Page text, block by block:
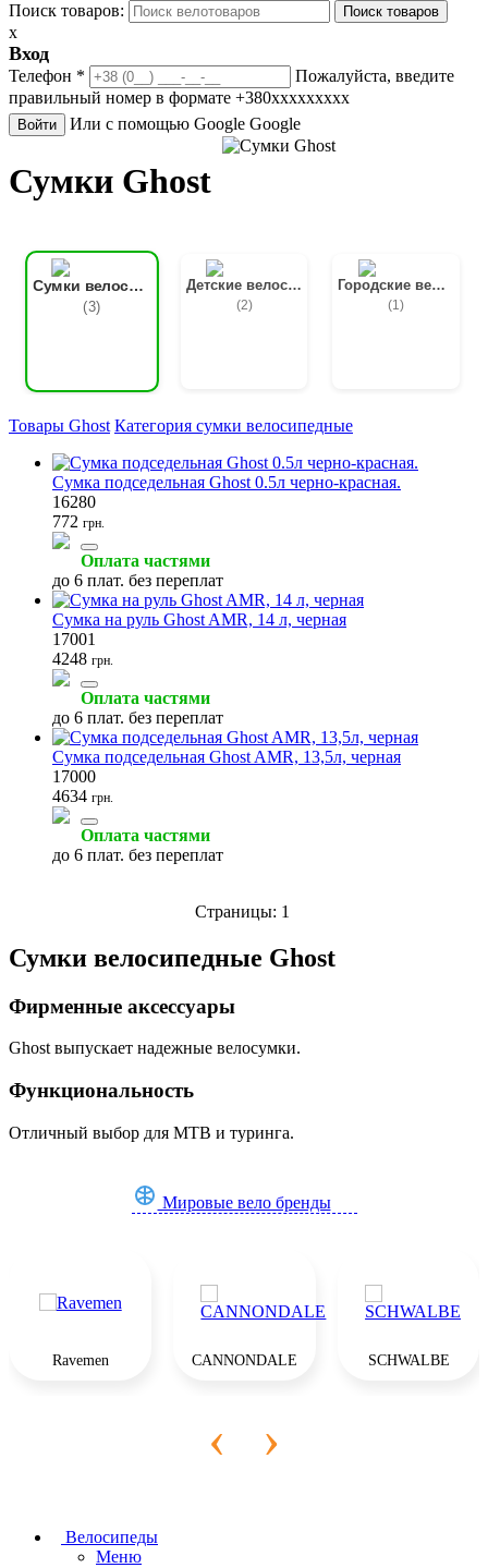
Поиск товаров:
Поиск товаров
x
Вход
Телефон *
Пожалуйста, введите
правильный номер в формате +380ххххххххх
Войти Или с помощью Google Google
Сумки Ghost
Сумки велосипедные
(3)
Детские велосипеды
(2)
Городские велосипеды
(1)
Товары Ghost Категория сумки велосипедные
Сумка подседельная Ghost 0.5л черно-красная.
16280
772 грн.
Оплата частями
до 6 плат. без переплат
Сумка на руль Ghost AMR, 14 л, черная
17001
4248 грн.
Оплата частями
до 6 плат. без переплат
Сумка подседельная Ghost AMR, 13,5л, черная
17000
4634 грн.
Оплата частями
до 6 плат. без переплат
Страницы: 1
Сумки велосипедные Ghost
Фирменные аксессуары
Ghost выпускает надежные велосумки.
Функциональность
Отличный выбор для MTB и туринга.
Мировые вело бренды
Ravemen CANNONDALE SCHWALBE
‹ ›
Велосипеды
Меню